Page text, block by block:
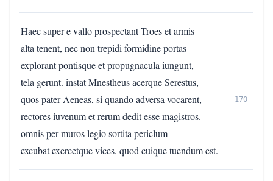
Haec super e vallo prospectant Troes et armis
alta tenent, nec non trepidi formidine portas
explorant pontisque et propugnacula iungunt,
tela gerunt. instat Mnestheus acerque Serestus,
quos pater Aeneas, si quando adversa vocarent,
170
rectores iuvenum et rerum dedit esse magistros.
omnis per muros legio sortita periclum
excubat exercetque vices, quod cuique tuendum est.